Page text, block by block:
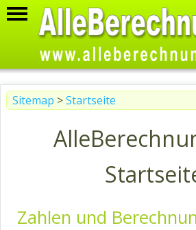
Sitemap >Startseite
Zahlen und